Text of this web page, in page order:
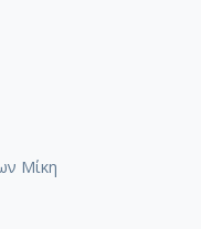
Μίκη